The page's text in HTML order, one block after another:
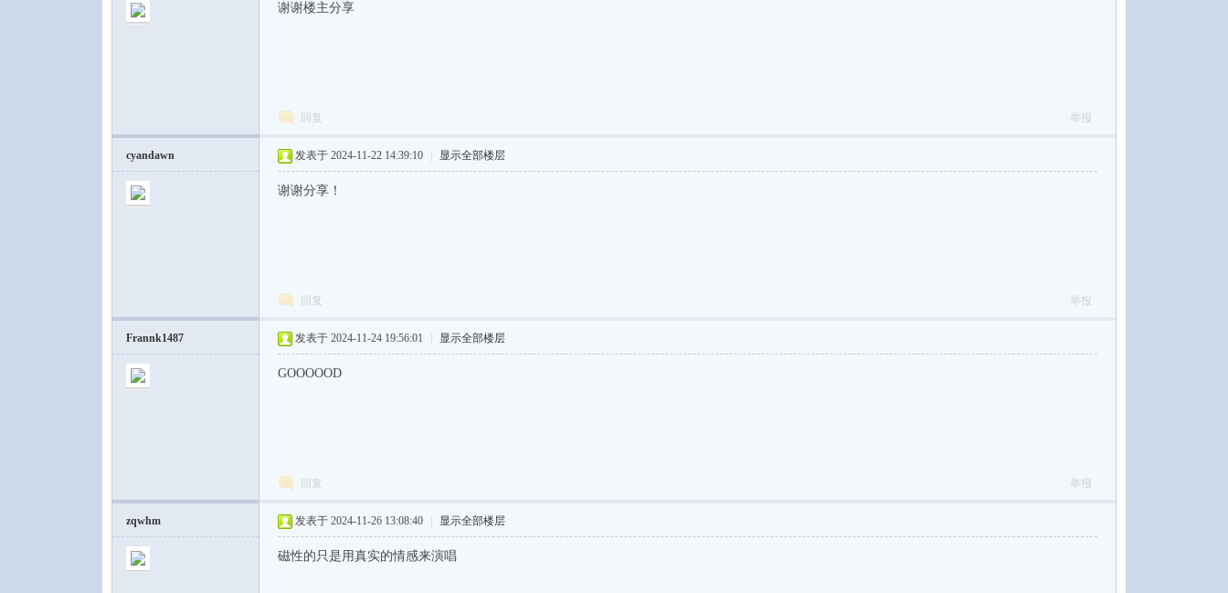
谢谢楼主分享
回复 举报
cyandawn 发表于 2024-11-22 14:39:10 显示全部楼层
谢谢分享！
回复 举报
Frannk1487 发表于 2024-11-24 19:56:01 显示全部楼层
GOOOOOD
回复 举报
zqwhm 发表于 2024-11-26 13:08:40 显示全部楼层
磁性的只是用真实的情感来演唱